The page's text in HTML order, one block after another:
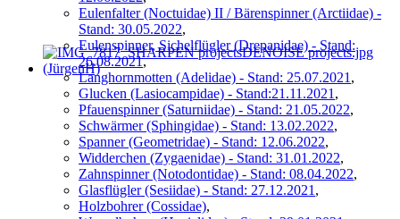
Eulenfalter (Noctuidae) II / Bärenspinner (Arctiidae) -
Stand: 30.05.2022,
Eulenspinner, Sichelflügler (Drepanidae) - Stand:
26.08.2021,
Langhornmotten (Adelidae) - Stand: 25.07.2021 ,
Glucken (Lasiocampidae) - Stand:21.11.2021 ,
Pfauenspinner (Saturniidae) - Stand: 21.05.2022,
Schwärmer (Sphingidae) - Stand: 13.02.2022,
Spanner (Geometridae) - Stand: 12.06.2022,
Widderchen (Zygaenidae) - Stand: 31.01.2022,
Zahnspinner (Notodontidae) - Stand: 08.04.2022,
Glasflügler (Sesiidae) - Stand: 27.12.2021 ,
Holzbohrer (Cossidae),